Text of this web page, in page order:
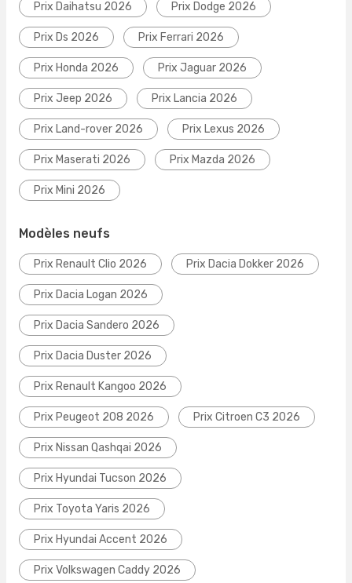
Prix Daihatsu 2026 Prix Dodge 2026
Prix Ds 2026 Prix Ferrari 2026
Prix Honda 2026 Prix Jaguar 2026
Prix Jeep 2026 Prix Lancia 2026
Prix Land-rover 2026 Prix Lexus 2026
Prix Maserati 2026 Prix Mazda 2026
Prix Mini 2026
Modèles neufs
Prix Renault Clio 2026 Prix Dacia Dokker 2026
Prix Dacia Logan 2026
Prix Dacia Sandero 2026
Prix Dacia Duster 2026
Prix Renault Kangoo 2026
Prix Peugeot 208 2026 Prix Citroen C3 2026
Prix Nissan Qashqai 2026
Prix Hyundai Tucson 2026
Prix Toyota Yaris 2026
Prix Hyundai Accent 2026
Prix Volkswagen Caddy 2026